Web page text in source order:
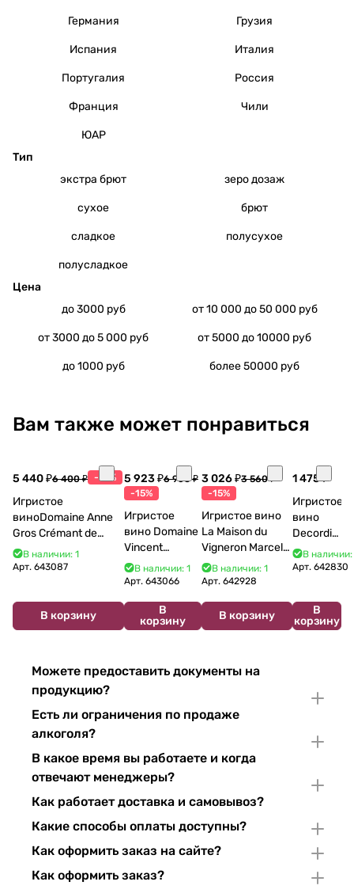
Германия Грузия
Испания Италия
Португалия Россия
Франция Чили
ЮАР
Тип
экстра брют
зеро дозаж
сухое брют
сладкое полусухое
полусладкое
Цена
до 3000 руб
от 10 000 до 50 000 руб
от 3000 до 5 000 руб от 5000 до 10000 руб
до 1000 руб более 50000 руб
Вам также может понравиться
5 440 ₽6 400 ₽ -15%
Игристое
виноDomaine Anne
Gros Crémant de
Bourgogne La Fun en
Bulles Chardonnay et
В наличии: 1
Арт. 643087
В корзину
5 923 ₽6 968 ₽
-15%
Игристое
вино Domaine
Vincent
Bouzereau
Crémant de
В наличии: 1
Арт. 643066
В
корзину
3 026 ₽3 560 ₽
-15%
Игристое вино
La Maison du
Vigneron Marcel
Cabelier Cremant
du Jura
В наличии: 1
Арт.642928
В корзину
1 475 ₽
Игристое
вино
Decordi
Costa Blu
Brut 750
В наличии:
Арт. 642830
В
корзину
Можете предоставить документы на
продукцию?
Есть ли ограничения по продаже
алкоголя?
В какое время вы работаете и когда
отвечают менеджеры?
Как работает доставка и самовывоз?
Какие способы оплаты доступны?
Как оформить заказ на сайте?
Как оформить заказ?